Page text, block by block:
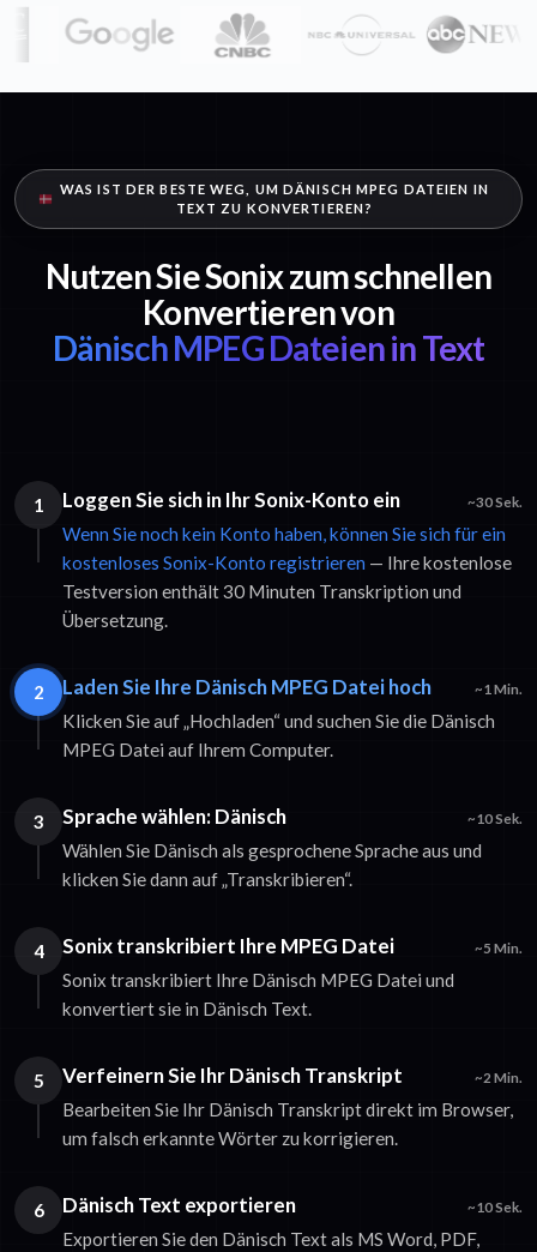
WAS IST DER BESTE WEG, UM DÄNISCH MPEG DATEIEN IN
TEXT ZU KONVERTIEREN?
Nutzen Sie Sonix zum schnellen
Konvertieren von
Dänisch MPEG Dateien in Text
1 Loggen Sie sich in Ihr Sonix-Konto ein ~30 Sek.
Wenn Sie noch kein Konto haben, können Sie sich für ein
kostenloses Sonix-Konto registrieren — Ihre kostenlose
Testversion enthält 30 Minuten Transkription und
Übersetzung.
2 Laden Sie Ihre Dänisch MPEG Datei hoch ~1 Min.
Klicken Sie auf „Hochladen“ und suchen Sie die Dänisch
MPEG Datei auf Ihrem Computer.
3 Sprache wählen: Dänisch ~10 Sek.
Wählen Sie Dänisch als gesprochene Sprache aus und
klicken Sie dann auf „Transkribieren“.
4 Sonix transkribiert Ihre MPEG Datei ~5 Min.
Sonix transkribiert Ihre Dänisch MPEG Datei und
konvertiert sie in Dänisch Text.
5 Verfeinern Sie Ihr Dänisch Transkript ~2 Min.
Bearbeiten Sie Ihr Dänisch Transkript direkt im Browser,
um falsch erkannte Wörter zu korrigieren.
6 Dänisch Text exportieren ~10 Sek.
Exportieren Sie den Dänisch Text als MS Word, PDF,